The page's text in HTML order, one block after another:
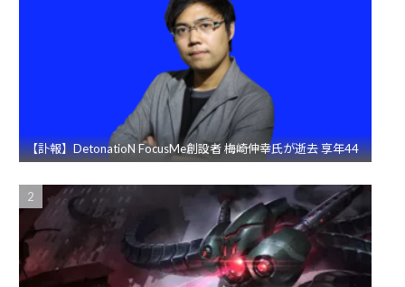
【訃報】DetonatioN FocusMe創設者 梅崎伸幸氏が逝去 享年44